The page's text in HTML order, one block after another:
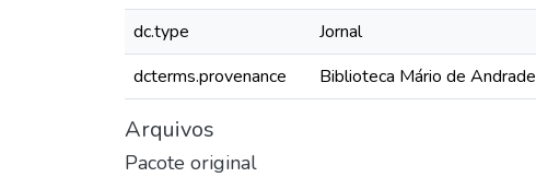
dc.type
Jornal
dcterms.provenance
Biblioteca Mário de Andrade
Arquivos
Pacote original